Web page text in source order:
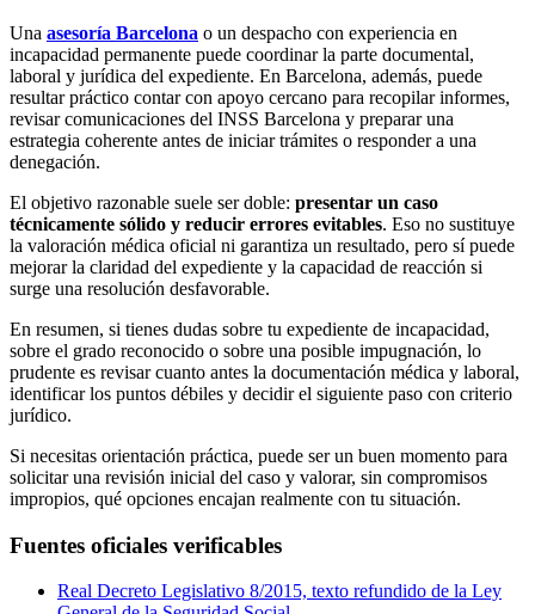
Una asesoría Barcelona o un despacho con experiencia en
incapacidad permanente puede coordinar la parte documental,
laboral y jurídica del expediente. En Barcelona, además, puede
resultar práctico contar con apoyo cercano para recopilar informes,
revisar comunicaciones del INSS Barcelona y preparar una
estrategia coherente antes de iniciar trámites o responder a una
denegación.
El objetivo razonable suele ser doble: presentar un caso
técnicamente sólido y reducir errores evitables. Eso no sustituye
la valoración médica oficial ni garantiza un resultado, pero sí puede
mejorar la claridad del expediente y la capacidad de reacción si
surge una resolución desfavorable.
En resumen, si tienes dudas sobre tu expediente de incapacidad,
sobre el grado reconocido o sobre una posible impugnación, lo
prudente es revisar cuanto antes la documentación médica y laboral,
identificar los puntos débiles y decidir el siguiente paso con criterio
jurídico.
Si necesitas orientación práctica, puede ser un buen momento para
solicitar una revisión inicial del caso y valorar, sin compromisos
impropios, qué opciones encajan realmente con tu situación.
Fuentes oficiales verificables
Real Decreto Legislativo 8/2015, texto refundido de la Ley